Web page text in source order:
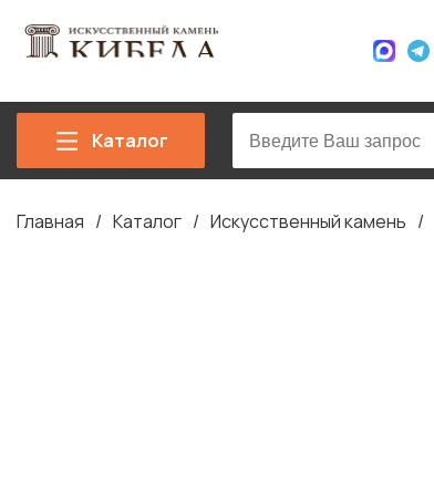
Каталог
Строка
Главная Каталог Искусственный камень